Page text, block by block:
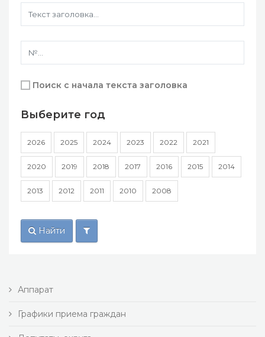
Поиск с начала текста заголовка
Выберите год
2026 2025 2024 2023 2022 2021
2020 2019 2018 2017 2016 2015 2014
2013 2012 2011 2010 2008
Найти
Аппарат
Графики приема граждан